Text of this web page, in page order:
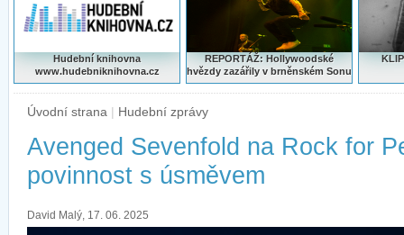
Hudební knihovna
www.hudebniknihovna.cz
REPORTÁŽ: Hollywoodské
hvězdy zazářily v brněnském Sonu
Úvodní strana | Hudební zprávy
Avenged Sevenfold na Rock for
povinnost s úsměvem
David Malý, 17. 06. 2025